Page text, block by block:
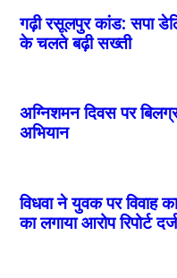
गढ़ी रसूलपुर कांड: सपा
के चलते बढ़ी सख्ती
अग्निशमन दिवस पर
अभियान
विधवा ने युवक पर विवाह
का लगाया आरोप रिपोर्ट दर्ज